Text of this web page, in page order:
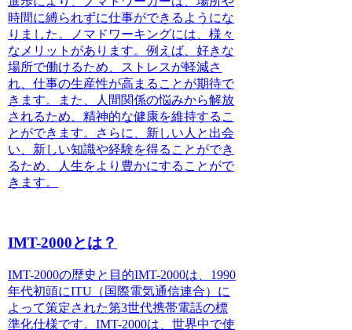
時間に縛られずに仕事ができるようにな
りました。ノマドワーキングには、様々
なメリットがあります。例えば、好きな
場所で働けるため、ストレスが軽減さ
れ、仕事の生産性が高まることが期待で
きます。また、
人間関係の悩みから解放
されるため、精神的な健康を維持するこ
とができます。さらに、 新しい人と出会
い、新しい知識や経験を得る ことができ
るため、人生をより豊かにすることがで
きます。
IMT-2000とは？
IMT-2000の歴史と目的IMT-2000は、1990
年代初頭にITU（国際電気通信連合）に
よって策定された第3世代携帯電話の標
準化仕様です。IMT-2000は、世界中で使